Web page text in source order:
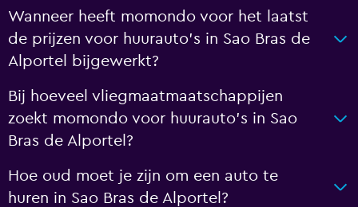
Wanneer heeft momondo voor het laatst
de prijzen voor huurauto's in Sao Bras de
Alportel bijgewerkt?
Bij hoeveel vliegmaatmaatschappijen
zoekt momondo voor huurauto's in Sao
Bras de Alportel?
Hoe oud moet je zijn om een auto te
huren in Sao Bras de Alportel?